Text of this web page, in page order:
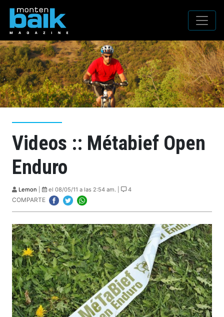
Videos :: Métabief Open
Enduro
Lemon el 08/05/11 a las 2:54 am. | 4
COMPARTE